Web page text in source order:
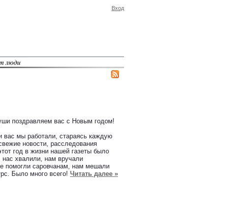
Вход
поздравляем вас с Новым годом!
мы работали, стараясь каждую
новости, расследования
год в жизни нашей газеты было
нас хвалили, нам вручали
помогли саровчанам, нам мешали
Было много всего! Читать далее »